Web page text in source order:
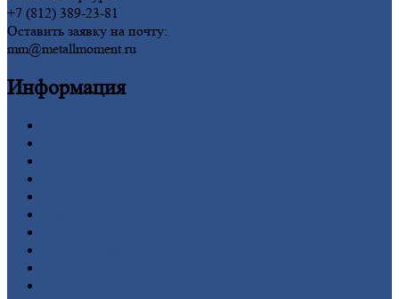
+7 (812) 389-23-81
Оставить заявку на почту:
mm@metallmoment.ru
Информация